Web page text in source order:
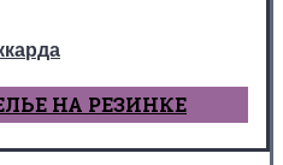
НА РЕЗИНКЕ